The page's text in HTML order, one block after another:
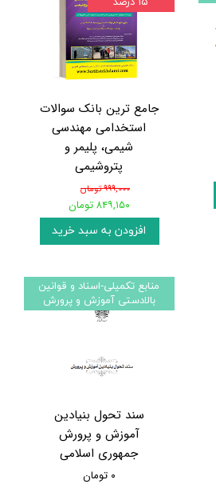
جامع ترین بانک سوالات
استخدامی مهندسی
شیمی، پلیمر و
پتروشیمی
۹۹۹,۰۰۰ تومان
۸۴۹,۱۵۰ تومان
افزودن به سبد خرید
سند تحول بنیادین
آموزش و پرورش
جمهوری اسلامی
۰ تومان
منابع تکمیلی-اسناد و قوانین
بالادستی آموزش و پرورش